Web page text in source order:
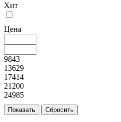
Хит
Цена
9843
13629
17414
21200
24985